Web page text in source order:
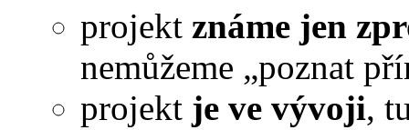
projekt známe jen
nemůžeme „poznat
projekt je ve vývoji,